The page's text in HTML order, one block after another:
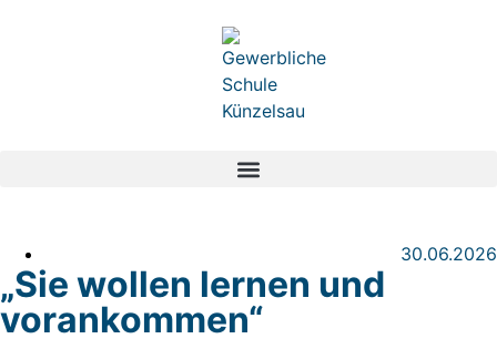
30.06.2026
„Sie wollen lernen und
vorankommen“